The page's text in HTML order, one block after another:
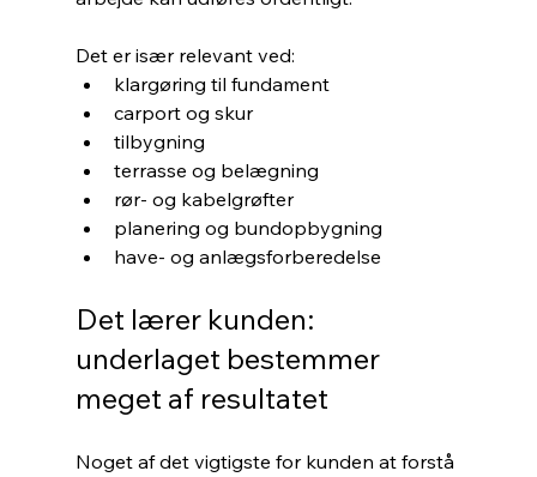
Det er især relevant ved:
klargøring til fundament
carport og skur
tilbygning
terrasse og belægning
rør- og kabelgrøfter
planering og bundopbygning
have- og anlægsforberedelse
Det lærer kunden:
underlaget bestemmer
meget af resultatet
Noget af det vigtigste for kunden at forstå